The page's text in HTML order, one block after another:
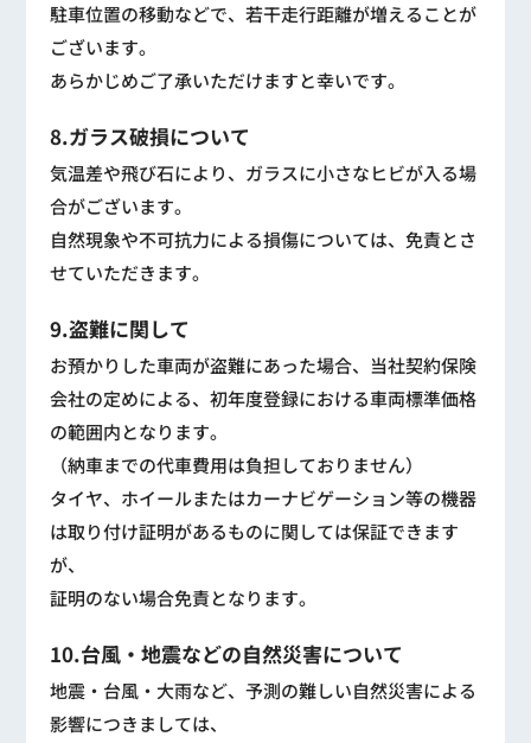
駐車位置の移動などで、若干走行距離が増えることが
ございます。
あらかじめご了承いただけますと幸いです。
8.ガラス破損について
気温差や飛び石により、ガラスに小さなヒビが入る場
合がございます。
自然現象や不可抗力による損傷については、免責とさ
せていただきます。
9.盗難に関して
お預かりした車両が盗難にあった場合、当社契約保険
会社の定めによる、初年度登録における車両標準価格
の範囲内となります。
（納車までの代車費用は負担しておりません）
タイヤ、ホイールまたはカーナビゲーション等の機器
は取り付け証明があるものに関しては保証できます
が、
証明のない場合免責となります。
10.台風・地震などの自然災害について
地震・台風・大雨など、予測の難しい自然災害による
影響につきましては、